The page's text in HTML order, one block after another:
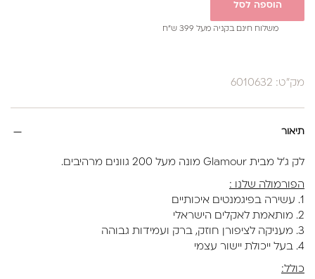
הוספה לסל
משלוח חינם בקניה מעל 399 ש”ח
מק"ט: 6010632
תיאור
לק ג'ל מבית Glamour מונה מעל 200 גוונים מרהיבים.
הפורמולה שלנו :
1. עשירה בפיגמנטים איכותיים
2. מותאמת לאקלים הישראלי
3. מעניקה לציפורן חוזק, ברק ועמידות גבוהה
4. בעל ייכולת יישור עצמי
כולל: